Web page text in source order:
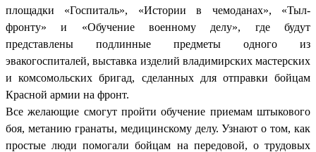
площадки «Госпиталь», «Истории в чемоданах», «Тыл-
фронту» и «Обучение военному делу», где будут
представлены подлинные предметы одного из
эвакогоспиталей, выставка изделий владимирских мастерских
и комсомольских бригад, сделанных для отправки бойцам
Красной армии на фронт.
Все желающие смогут пройти обучение приемам штыкового
боя, метанию гранаты, медицинскому делу. Узнают о том, как
простые люди помогали бойцам на передовой, о трудовых